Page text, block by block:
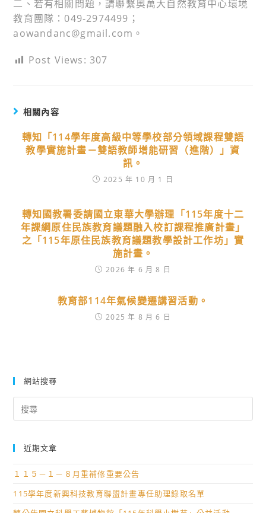
二、若有相關問題，請聯繫奧萬大自然教育中心環境
教育團隊：049-2974499；
aowandanc@gmail.com。
Post Views: 307
相關內容
轉知「114學年度高級中等學校部分領域課程雙語
教學實施計畫－雙語教師增能研習（進階）」資
訊。
2025 年 10 月 1 日
轉知國教署委請國立東華大學辦理「115年度十二
年課綱原住民族教育議題融入校訂課程推廣計畫」
之「115年原住民族教育議題教學設計工作坊」實
施計畫。
2026 年 6 月 8 日
教育部114年氣候變遷講習活動。
2025 年 8 月 6 日
網站搜尋
for:
近期文章
１１５－１－８月重補修重要公告
115學年度新興科技教育聯盟計畫專任助理錄取名單